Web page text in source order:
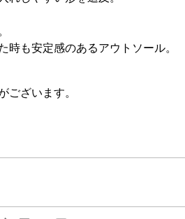
も安定感のあるアウトソール。
ございます。